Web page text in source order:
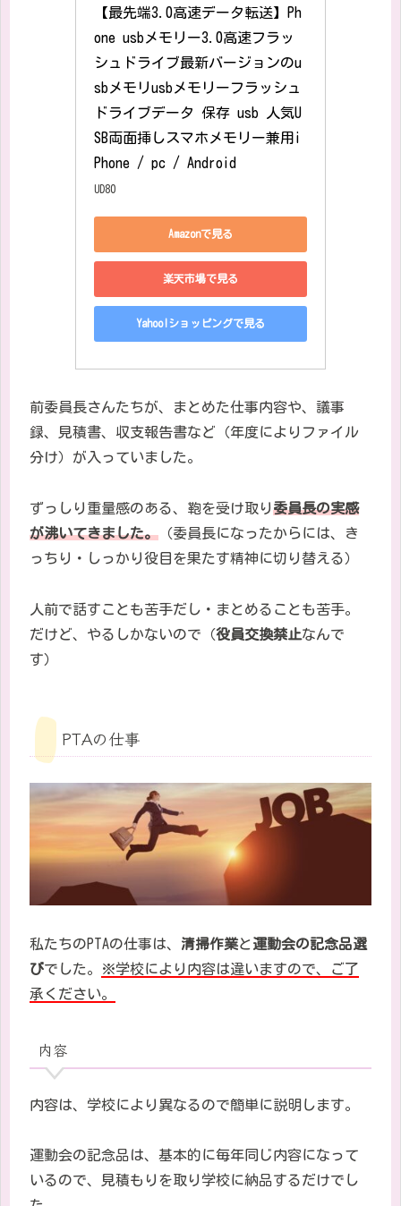
【最先端3.0高速データ転送】Ph
one usbメモリー3.0高速フラッ
シュドライブ最新バージョンのu
sbメモリusbメモリーフラッシュ
ドライブデータ 保存 usb 人気U
SB両面挿しスマホメモリー兼用i
Phone / pc / Android
UD80
Amazonで見る
楽天市場で見る
Yahoo!ショッピングで見る
前委員長さんたちが、まとめた仕事内容や、議事
録、見積書、収支報告書など（年度によりファイル
分け）が入っていました。
ずっしり重量感のある、鞄を受け取り委員長の実感
が沸いてきました。 （委員長になったからには、き
っちり・しっかり役目を果たす精神に切り替える）
人前で話すことも苦手だし・まとめることも苦手。
だけど、やるしかないので（役員交換禁止なんで
す）
PTAの仕事
私たちのPTAの仕事は、 清掃作業と 運動会の記念品選
びでした。
※学校により内容は違いますので、ご了
承ください。
内容
内容は、学校により異なるので簡単に説明します。
運動会の記念品は、基本的に毎年同じ内容になって
いるので、見積もりを取り学校に納品するだけでし